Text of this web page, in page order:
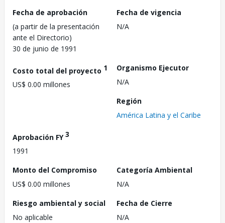
Fecha de aprobación
(a partir de la presentación
ante el Directorio)
30 de junio de 1991
Fecha de vigencia
N/A
Costo total del proyecto 1
US$ 0.00 millones
Organismo Ejecutor
N/A
Región
América Latina y el Caribe
Aprobación FY3
1991
Monto del Compromiso
US$ 0.00 millones
Categoría Ambiental
N/A
Riesgo ambiental y social
No aplicable
Fecha de Cierre
N/A